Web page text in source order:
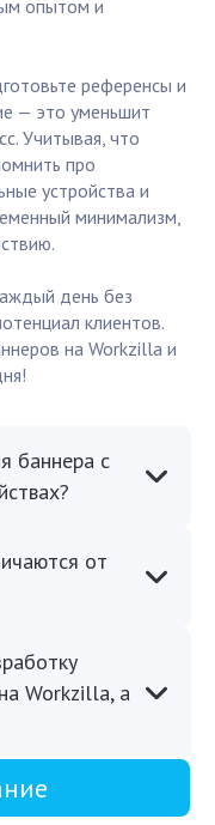
опытом и
референсы и
— это уменьшит
Учитывая, что
про
устройства и
минимализм,
день без
клиентов.
на Workzilla и
баннера с
от
Workzilla, а